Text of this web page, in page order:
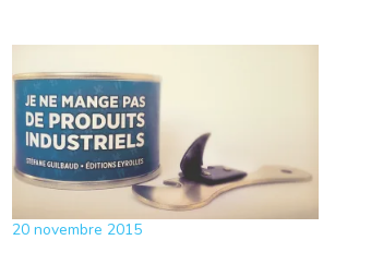
20 novembre 2015